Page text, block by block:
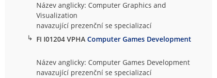
Název anglicky: Computer Graphics and
Visualization
navazující prezenční se specializací
↳ FI I01204 VPHAComputer Games Development
Název anglicky: Computer Games Development
navazující prezenční se specializací